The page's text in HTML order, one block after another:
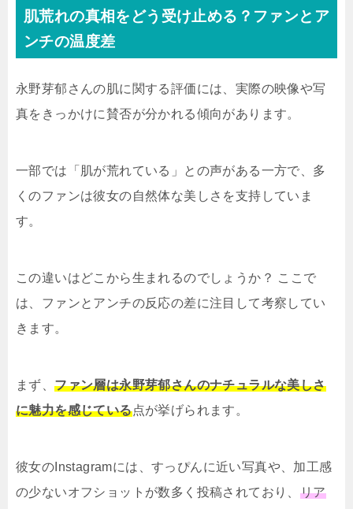
肌荒れの真相をどう受け止める？ファンとア
ンチの温度差
永野芽郁さんの肌に関する評価には、実際の映像や写
真をきっかけに賛否が分かれる傾向があります。
一部では「肌が荒れている」との声がある一方で、多
くのファンは彼女の自然体な美しさを支持していま
す。
この違いはどこから生まれるのでしょうか？ ここで
は、ファンとアンチの反応の差に注目して考察してい
きます。
まず、ファン層は永野芽郁さんのナチュラルな美しさ
に魅力を感じている点が挙げられます。
彼女のInstagramには、すっぴんに近い写真や、加工感
の少ないオフショットが数多く投稿されており、 リア